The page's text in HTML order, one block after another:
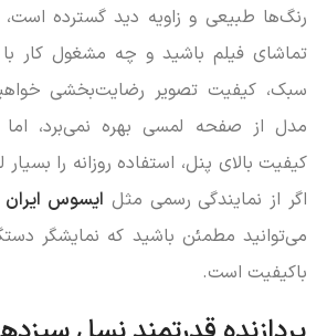
رنگ‌ها طبیعی و زاویه دید گسترده است،
تماشای فیلم باشید و چه مشغول کار با
سبک، کیفیت تصویر رضایت‌بخشی
مدل از صفحه لمسی بهره نمی‌برد، اما
کیفیت بالای پنل، استفاده روزانه را
اگر از نمایندگی رسمی مثل ایسوس ایران
می‌توانید مطمئن باشید که نمایشگر
باکیفیت است.